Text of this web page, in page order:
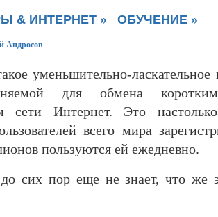
& ИНТЕРНЕТ » ОБУЧЕНИЕ »
Андросов
уменьшительно-
для обмена
сети Интернет. Это
всего мира
пользуются ей ежедневно.
сих пор еще не знает, что же